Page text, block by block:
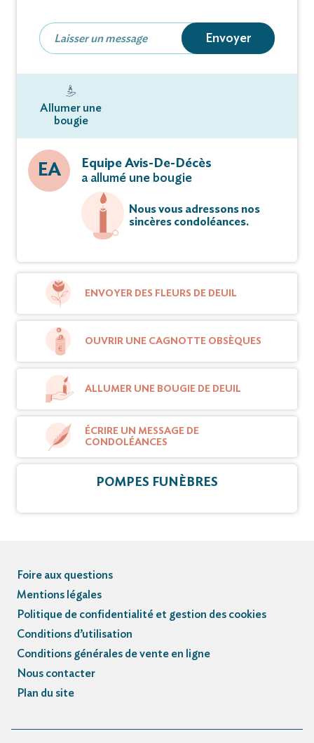
Envoyer
Allumer une
bougie
EA
Equipe Avis-De-Décès
a allumé une bougie
Nous vous adressons nos
sincères condoléances.
ENVOYER DES FLEURS DE DEUIL
OUVRIR UNE CAGNOTTE OBSÈQUES
ALLUMER UNE BOUGIE DE DEUIL
ÉCRIRE UN MESSAGE DE
CONDOLÉANCES
POMPES FUNÈBRES
Foire aux questions
Mentions légales
Politique de confidentialité et gestion des cookies
Conditions d’utilisation
Conditions générales de vente en ligne
Nous contacter
Plan du site